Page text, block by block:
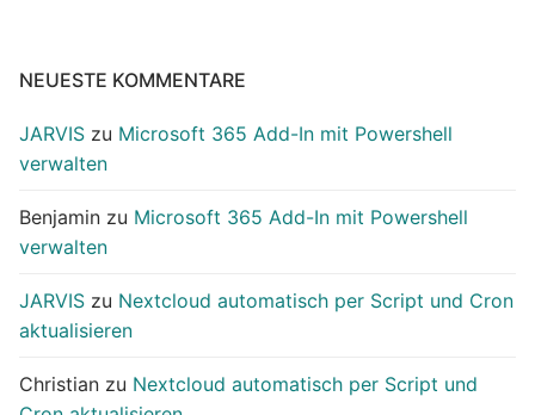
NEUESTE KOMMENTARE
JARVIS zu Microsoft 365 Add-In mit Powershell
verwalten
Benjamin zu Microsoft 365 Add-In mit Powershell
verwalten
JARVIS zu Nextcloud automatisch per Script und Cron
aktualisieren
Christian zu Nextcloud automatisch per Script und